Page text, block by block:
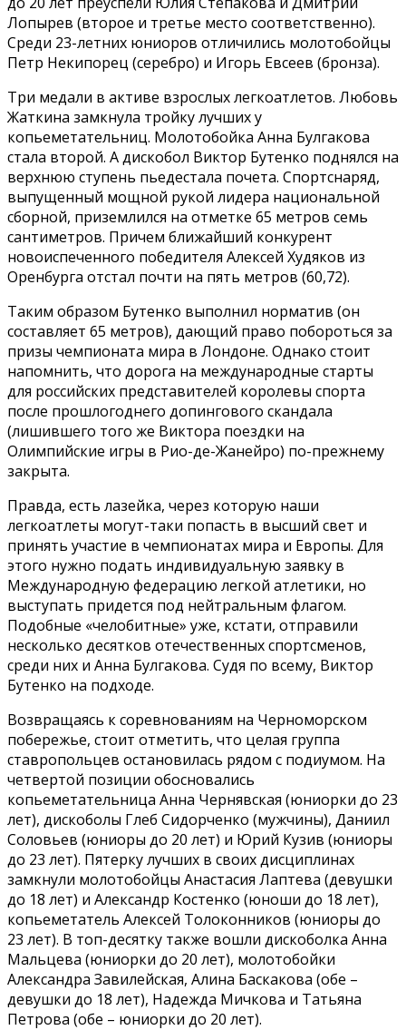
Лопырев (второе и третье место соответственно).
Среди 23-летних юниоров отличились молотобойцы
Петр Некипорец (серебро) и Игорь Евсеев (бронза).
Три медали в активе взрослых легкоатлетов. Любовь
Жаткина замкнула тройку лучших у
копьеметательниц. Молотобойка Анна Булгакова
стала второй. А дискобол Виктор Бутенко поднялся на
верхнюю ступень пьедестала почета. Спортснаряд,
выпущенный мощной рукой лидера национальной
сборной, приземлился на отметке 65 метров семь
сантиметров. Причем ближайший конкурент
новоиспеченного победителя Алексей Худяков из
Оренбурга отстал почти на пять метров (60,72).
Таким образом Бутенко выполнил норматив (он
составляет 65 метров), дающий право побороться за
призы чемпионата мира в Лондоне. Однако стоит
напомнить, что дорога на международные старты
для российских представителей королевы спорта
после прошлогоднего допингового скандала
(лишившего того же Виктора поездки на
Олимпийские игры в Рио-де-Жанейро) по-прежнему
закрыта.
Правда, есть лазейка, через которую наши
легкоатлеты могут-таки попасть в высший свет и
принять участие в чемпионатах мира и Европы. Для
этого нужно подать индивидуальную заявку в
Международную федерацию легкой атлетики, но
выступать придется под нейтральным флагом.
Подобные «челобитные» уже, кстати, отправили
несколько десятков отечественных спортсменов,
среди них и Анна Булгакова. Судя по всему, Виктор
Бутенко на подходе.
Возвращаясь к соревнованиям на Черноморском
побережье, стоит отметить, что целая группа
ставропольцев остановилась рядом с подиумом. На
четвертой позиции обосновались
копьеметательница Анна Чернявская (юниорки до 23
лет), дискоболы Глеб Сидорченко (мужчины), Даниил
Соловьев (юниоры до 20 лет) и Юрий Кузив (юниоры
до 23 лет). Пятерку лучших в своих дисциплинах
замкнули молотобойцы Анастасия Лаптева (девушки
до 18 лет) и Александр Костенко (юноши до 18 лет),
копьеметатель Алексей Толоконников (юниоры до
23 лет). В топ-десятку также вошли дискоболка Анна
Мальцева (юниорки до 20 лет), молотобойки
Александра Завилейская, Алина Баскакова (обе –
девушки до 18 лет), Надежда Мичкова и Татьяна
Петрова (обе – юниорки до 20 лет).